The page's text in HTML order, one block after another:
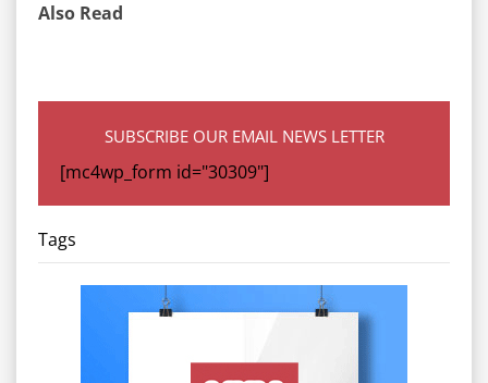
Also Read
SUBSCRIBE OUR EMAIL NEWS LETTER
[mc4wp_form id="30309"]
Tags